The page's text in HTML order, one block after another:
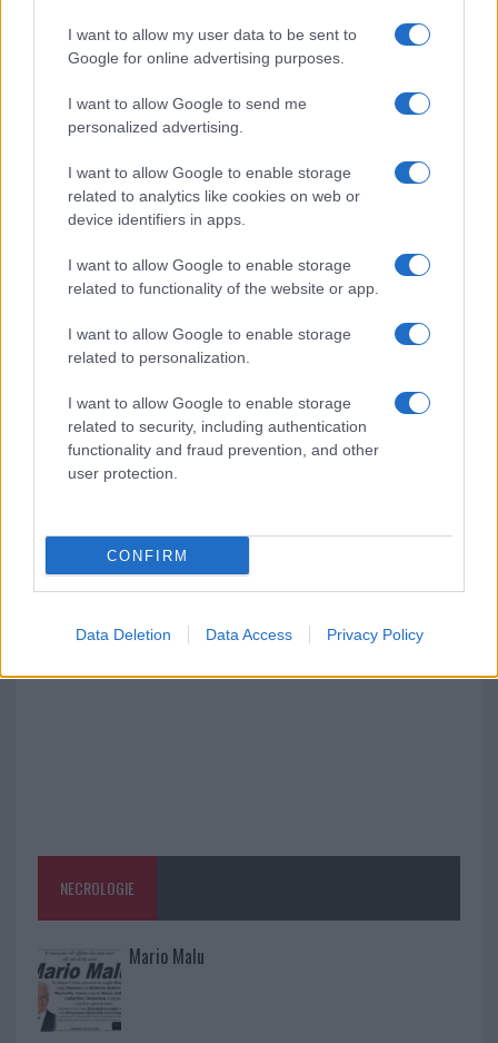
I want to allow my user data to be sent to
Google for online advertising purposes.
I want to allow Google to send me
personalized advertising.
I want to allow Google to enable storage
related to analytics like cookies on web or
device identifiers in apps.
I want to allow Google to enable storage
related to functionality of the website or app.
I want to allow Google to enable storage
related to personalization.
I want to allow Google to enable storage
related to security, including authentication
functionality and fraud prevention, and other
user protection.
CONFIRM
Data Deletion Data Access Privacy Policy
mondo per una notte
Giorgia Meloni a La Maddalena, la vicesindaco:
“Orgoglio e discrezione per visita privata̶…
Incendio nella notte a Olbia, a fuoco due furgoni
A fuoco un deposito con bombole, intervento dei
Maddalena, incendio a Monti d’à rena
Le previsioni meteo per il weekend a Olbia e in
Michelle Hunziker in Gallura, bella anche dal
NECROLOGIE
Mario Malu